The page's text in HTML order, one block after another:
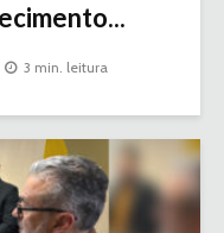
3 min. leitura